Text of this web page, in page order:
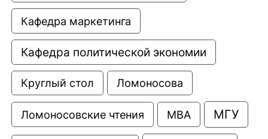
Кафедра маркетинга
Кафедра политической экономии
Круглый стол Ломоносова
Ломоносовские чтения МВА МГУ